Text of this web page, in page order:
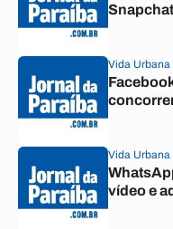
Vida Urbana
Vida Urbana
vídeo e